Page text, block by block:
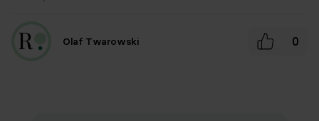
Olaf Twarowski 0